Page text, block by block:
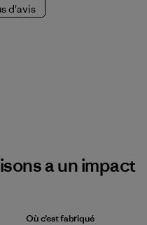
d'avis
a un impact
Où c’est fabriqué